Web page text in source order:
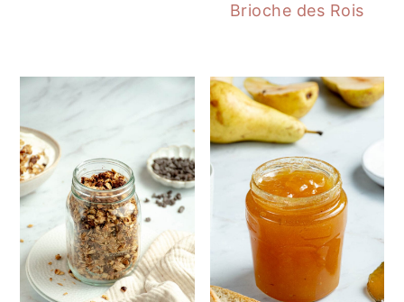
Brioche des Rois